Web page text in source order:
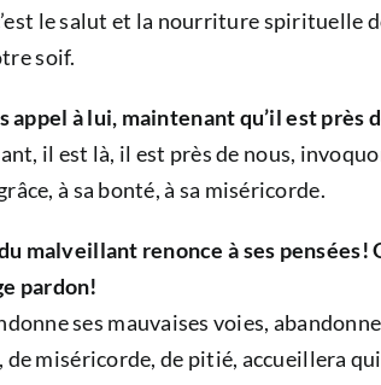
le salut et la nourriture
soif.
à lui, maintenant qu’il est près
il est là, il est près de nous,
à sa bonté, à sa miséricorde.
malveillant renonce à ses pensées!
pardon!
ses mauvaises voies,
miséricorde, de pitié, accueillera